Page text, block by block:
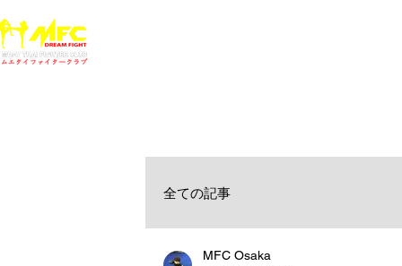
全ての記事
MFC Osaka